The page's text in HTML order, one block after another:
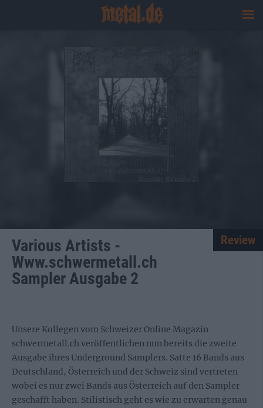
Various Artists -
Www.schwermetall.ch
Sampler Ausgabe 2
Review
Unsere Kollegen vom Schweizer Online Magazin
schwermetall.ch veröffentlichen nun bereits die zweite
Ausgabe ihres Underground Samplers. Satte 16 Bands aus
Deutschland, Österreich und der Schweiz sind vertreten
wobei es nur zwei Bands aus Österreich auf den Sampler
geschafft haben. Stilistisch geht es wie zu erwarten genau